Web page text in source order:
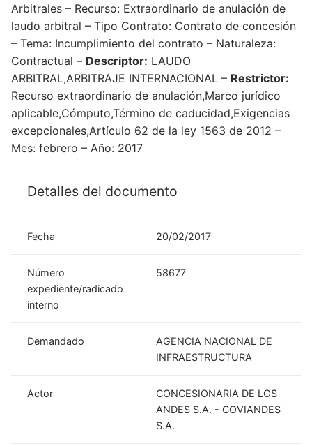
Arbitrales – Recurso: Extraordinario de anulación de
laudo arbitral – Tipo Contrato: Contrato de concesión
– Tema: Incumplimiento del contrato – Naturaleza:
Contractual – Descriptor: LAUDO
ARBITRAL,ARBITRAJE INTERNACIONAL – Restrictor:
Recurso extraordinario de anulación,Marco jurídico
aplicable,Cómputo,Término de caducidad,Exigencias
excepcionales,Artículo 62 de la ley 1563 de 2012 –
Mes: febrero – Año: 2017
Detalles del documento
Fecha 20/02/2017
Número
expediente/radicado
interno
58677
Demandado
AGENCIA NACIONAL DE
INFRAESTRUCTURA
Actor
CONCESIONARIA DE LOS
ANDES S.A. - COVIANDES
S.A.